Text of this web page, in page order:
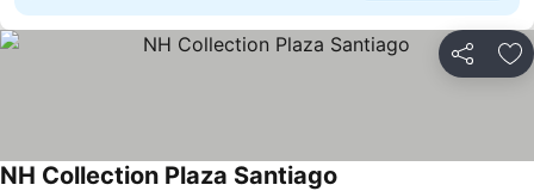
Compartir
NH Collection Plaza Santiago